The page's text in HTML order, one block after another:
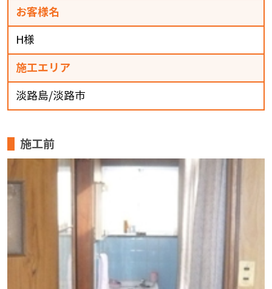
お客様名
H様
施工エリア
淡路島/淡路市
施工前